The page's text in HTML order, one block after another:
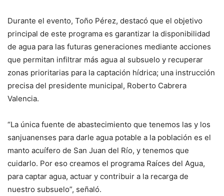
Durante el evento, Toño Pérez, destacó que el objetivo
principal de este programa es garantizar la disponibilidad
de agua para las futuras generaciones mediante acciones
que permitan infiltrar más agua al subsuelo y recuperar
zonas prioritarias para la captación hídrica; una instrucción
precisa del presidente municipal, Roberto Cabrera
Valencia.
“La única fuente de abastecimiento que tenemos las y los
sanjuanenses para darle agua potable a la población es el
manto acuífero de San Juan del Río, y tenemos que
cuidarlo. Por eso creamos el programa Raíces del Agua,
para captar agua, actuar y contribuir a la recarga de
nuestro subsuelo”, señaló.